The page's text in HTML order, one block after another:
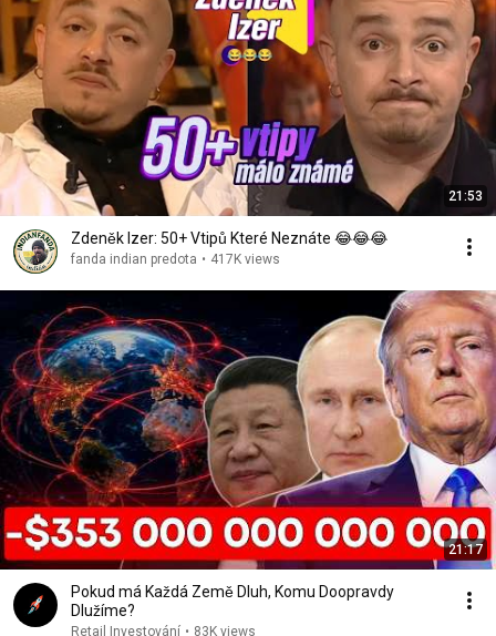
21:53
Zdeněk Izer: 50+ Vtipů Které Neznáte 😂😂😂
fanda indian predota • 417K views
21:17
Pokud má Každá Země Dluh, Komu Doopravdy
Dlužíme?
Retail Investování • 83K views